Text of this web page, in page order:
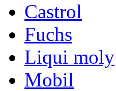
Castrol
Fuchs
Liqui moly
Mobil